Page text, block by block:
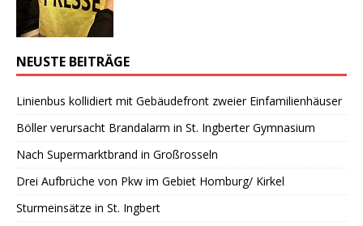
NEUSTE BEITRÄGE
Linienbus kollidiert mit Gebäudefront zweier Einfamilienhäuser
Böller verursacht Brandalarm in St. Ingberter Gymnasium
Nach Supermarktbrand in Großrosseln
Drei Aufbrüche von Pkw im Gebiet Homburg/ Kirkel
Sturmeinsätze in St. Ingbert